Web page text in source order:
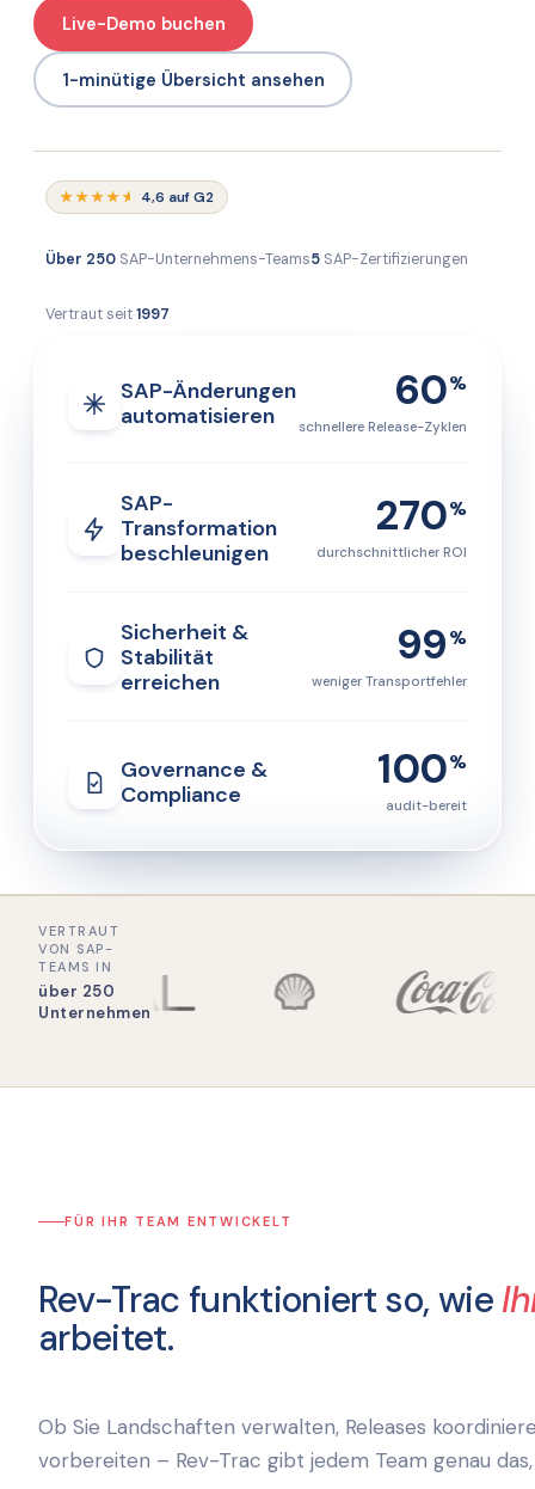
Live-Demo buchen
1-minütige Übersicht ansehen
★★★★★ 4,6 auf G2
Über 250 SAP-Unternehmens-Teams5 SAP-Zertifizierungen
Vertraut seit1997
SAP-Änderungen
automatisieren
60%
schnellere Release-Zyklen
SAP-
Transformation
beschleunigen
270%
durchschnittlicher ROI
Sicherheit &
Stabilität
erreichen
99%
weniger Transportfehler
Governance &
Compliance
100%
audit-bereit
VERTRAUT
VON SAP-
TEAMS IN
über 250
Unternehmen
FÜR IHR TEAM ENTWICKELT
Rev-Trac funktioniert so, wie
arbeitet.
Ob Sie Landschaften verwalten, Releases
vorbereiten – Rev-Trac gibt jedem Team genau